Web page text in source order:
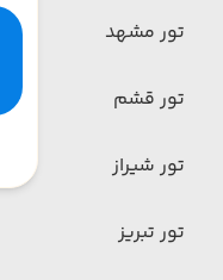
تور مشهد
تور قشم
تور شیراز
تور تبریز